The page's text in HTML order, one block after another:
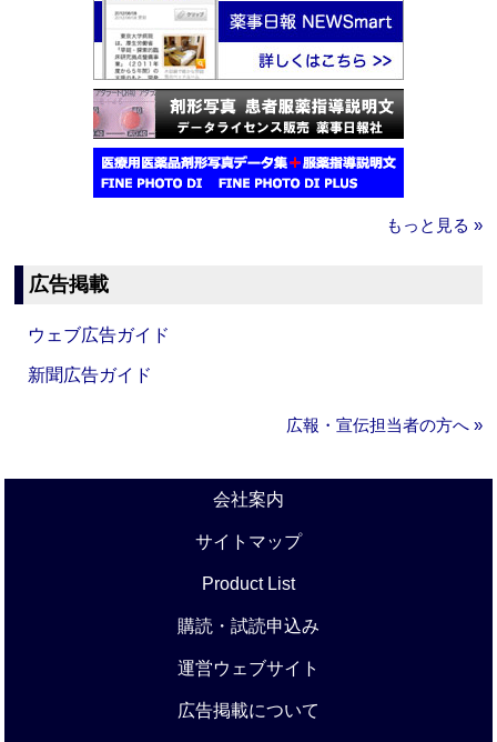
もっと見る »
広告掲載
ウェブ広告ガイド
新聞広告ガイド
広報・宣伝担当者の方へ »
会社案内
サイトマップ
Product List
購読・試読申込み
運営ウェブサイト
広告掲載について